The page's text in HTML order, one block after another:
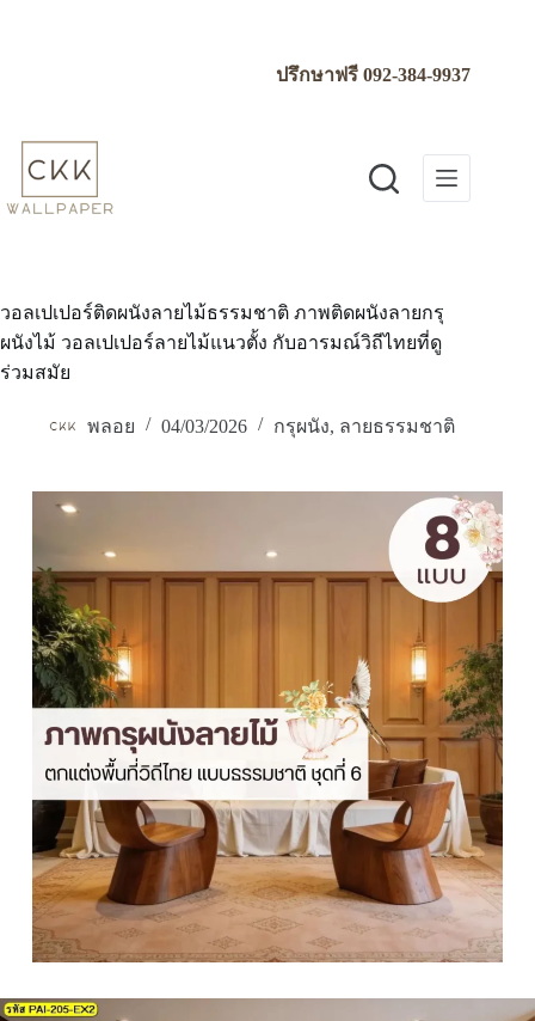
ปรึกษาฟรี092-384-9937
วอลเปเปอร์ติดผนังลายไม้ธรรมชาติ ภาพติดผนังลายกรุ
ผนังไม้ วอลเปเปอร์ลายไม้แนวตั้ง กับอารมณ์วิถีไทยที่ดู
ร่วมสมัย
พลอย 04/03/2026 กรุผนัง, ลายธรรมชาติ